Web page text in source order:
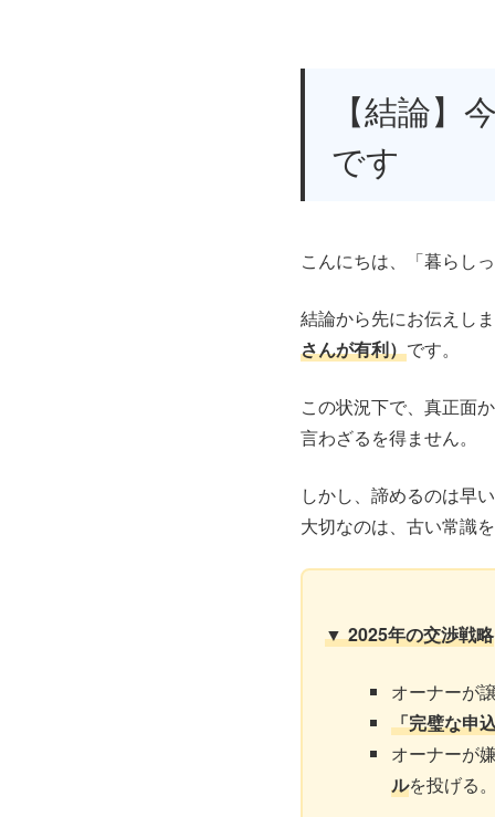
【結論】
です
こんにちは、「暮らし
結論から先にお伝えし
さんが有利）です。
この状況下で、真正面
言わざるを得ません。
しかし、諦めるのは早
大切なのは、古い常識
▼ 2025年の交渉戦略
オーナーが
「完璧な申
オーナーが
ルを投げる